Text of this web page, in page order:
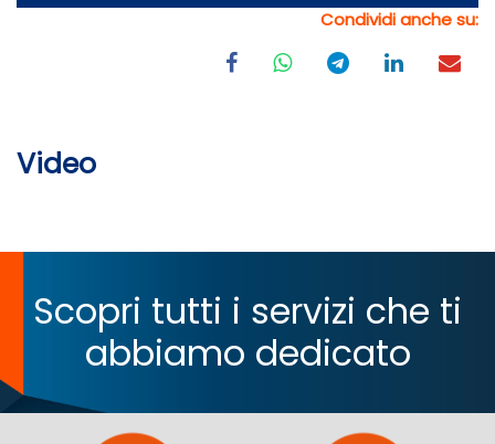
Condividi anche su:
Video
Scopri tutti i servizi che ti
abbiamo dedicato